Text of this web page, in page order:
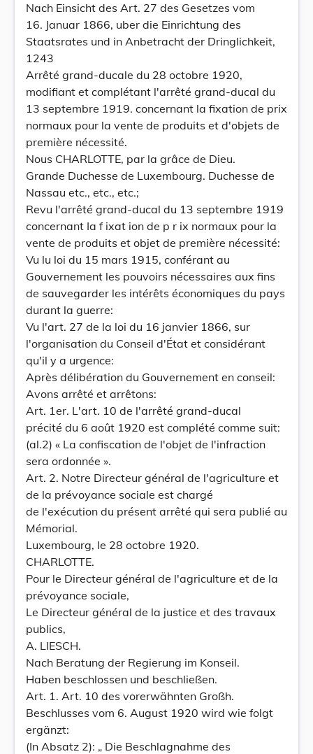
Nach Einsicht des Art. 27 des Gesetzes vom
16. Januar 1866, uber die Einrichtung des
Staatsrates und in Anbetracht der Dringlichkeit,
1243
Arrêté grand-ducale du 28 octobre 1920,
modifiant et complétant l'arrêté grand-ducal du
13 septembre 1919. concernant la fixation de prix
normaux pour la vente de produits et d'objets de
première nécessité.
Nous CHARLOTTE, par la grâce de Dieu.
Grande Duchesse de Luxembourg. Duchesse de
Nassau etc., etc., etc.;
Revu l'arrêté grand-ducal du 13 septembre 1919
concernant Ia f ixat ion de p r ix normaux pour la
vente de produits et objet de première nécessité:
Vu lu loi du 15 mars 1915, conférant au
Gouvernement les pouvoirs nécessaires aux fins
de sauvegarder les intérêts économiques du pays
durant la guerre:
Vu l'art. 27 de la loi du 16 janvier 1866, sur
l'organisation du Conseil d'État et considérant
qu'il y a urgence:
Après délibération du Gouvernement en conseil:
Avons arrêté et arrêtons:
Art. 1er. L'art. 10 de l'arrêté grand-ducal
précité du 6 août 1920 est complété comme suit:
(al.2) « La confiscation de l'objet de l'infraction
sera ordonnée ».
Art. 2. Notre Directeur général de l'agriculture et
de la prévoyance sociale est chargé
de l'exécution du présent arrêté qui sera publié au
Mémorial.
Luxembourg, Ie 28 octobre 1920.
CHARLOTTE.
Pour le Directeur général de l'agriculture et de la
prévoyance sociale,
Le Directeur général de la justice et des travaux
publics,
A. LIESCH.
Nach Beratung der Regierung im Konseil.
Haben beschlossen und beschließen.
Art. 1. Art. 10 des vorerwähnten Großh.
Beschlusses vom 6. August 1920 wird wie folgt
ergänzt:
(In Absatz 2): „ Die Beschlagnahme des